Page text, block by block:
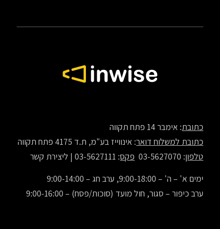
כתובת: אימבר 14 פתח תקווה
כתובת למשלוח דואר: אינווייז בע"מ, ת.ד 4175 פתח תקווה
טלפון: 03-5627070 פקס: 03-5627111 |
ליצירת קשר
ימים א' – ה' – 9:00-18:00, ערב חג – 9:00-14:00
ערב כיפור – סגור, חול מועד (סוכות/פסח) – 9:00-16:00